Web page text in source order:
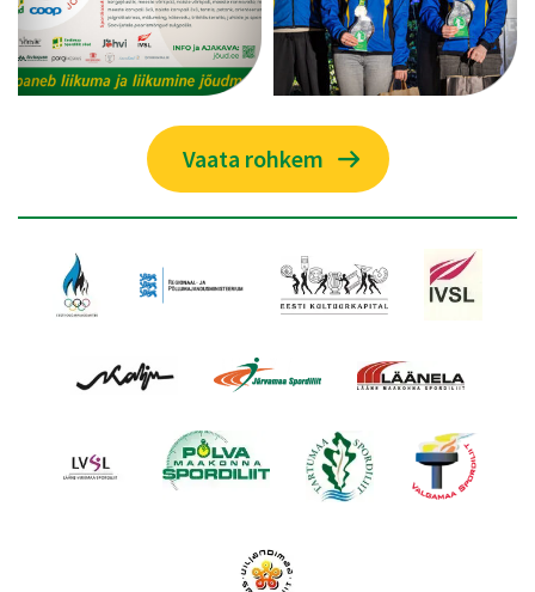
Vaata rohkem